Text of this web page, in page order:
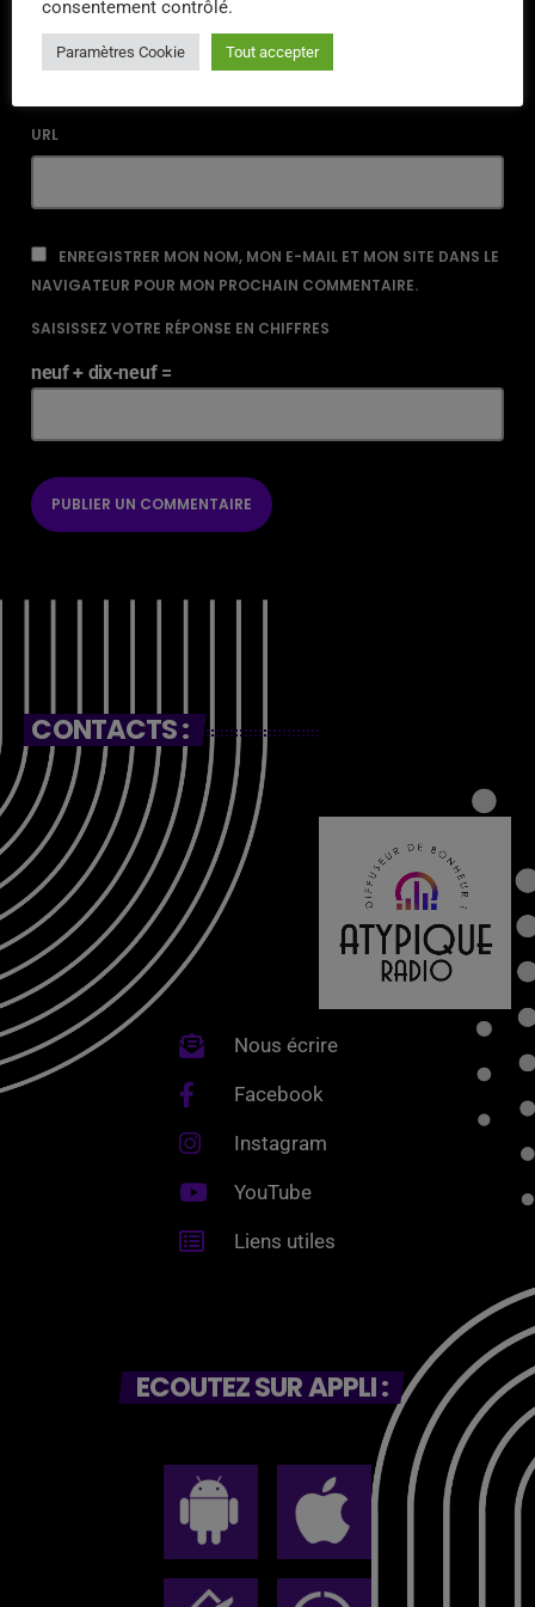
URL
ENREGISTRER MON NOM, MON E-MAIL ET MON SITE DANS LE
NAVIGATEUR POUR MON PROCHAIN COMMENTAIRE.
SAISISSEZ VOTRE RÉPONSE EN CHIFFRES
neuf + dix-neuf =
CONTACTS :
Nous écrire
Facebook
Instagram
YouTube
Liens utiles
ECOUTEZ SUR APPLI :
consentement contrôlé.
Paramètres Cookie Tout accepter